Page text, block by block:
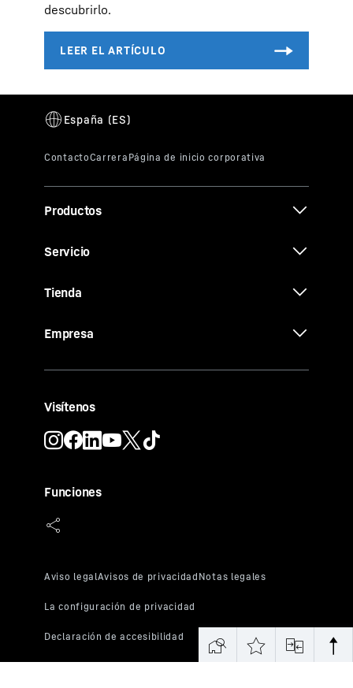
descubrirlo.
Productos
Servicio
Tienda
Empresa
Visítenos
Funciones